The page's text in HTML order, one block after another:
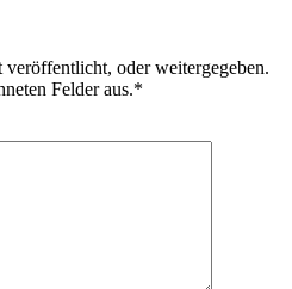
oder weitergegeben.
Felder aus.*